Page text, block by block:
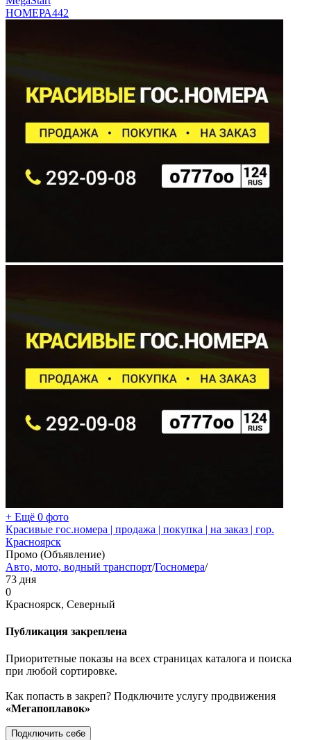
НОМЕРА442
+ Ещё 0 фото
Красивые гос.номера | продажа | покупка | на заказ | гор.
Красноярск
Промо (Объявление)
Авто, мото, водный транспорт/Госномера/
73 дня
0
Красноярск, Северный
Публикация закреплена
Приоритетные показы на всех страницах каталога и поиска
при любой сортировке.
Как попасть в закреп? Подключите услугу продвижения
«Мегапоплавок»
Подключить себе